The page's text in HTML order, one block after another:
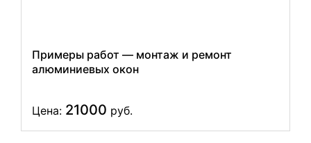
Примеры работ — монтаж и ремонт
алюминиевых окон
Цена: 21000 руб.